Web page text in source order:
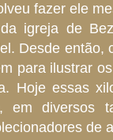
fazer ele
igreja de
Desde então,
para ilustrar
Hoje essas
em diversos
de